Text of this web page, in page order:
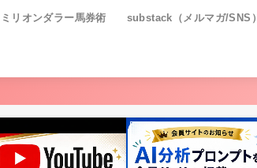
ミリオンダラー馬券術 substack（メルマガ/SNS）